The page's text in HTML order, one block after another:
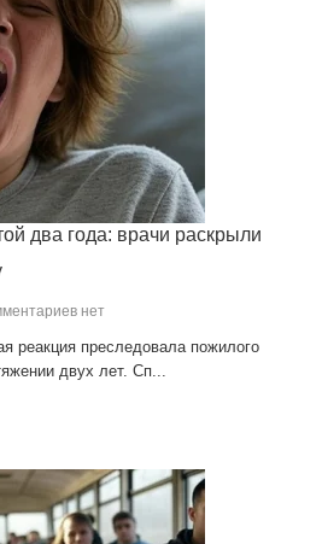
два года: врачи раскрыли
нет
реакция преследовала пожилого
двух лет. Сп...